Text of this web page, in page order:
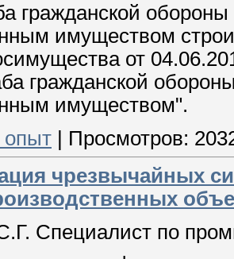
гражданской
имуществом
от
гражданской
имуществом".
опыт | Просмотров:
чрезвычайных
Специалист по